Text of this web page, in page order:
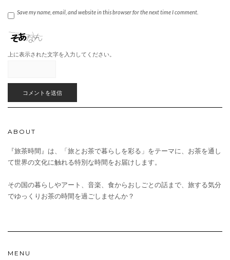
Save my name, email, and website in this browser for the next time I comment.
上に表示された文字を入力してください。
ABOUT
『旅茶時間』は、「旅とお茶で暮らしを彩る」をテーマに、お茶を通し
て世界の文化に触れる特別な時間をお届けします。
その国の暮らしやアート、音楽、食からおしごとの話まで、旅する気分
でゆっくりお茶の時間を過ごしませんか？
MENU